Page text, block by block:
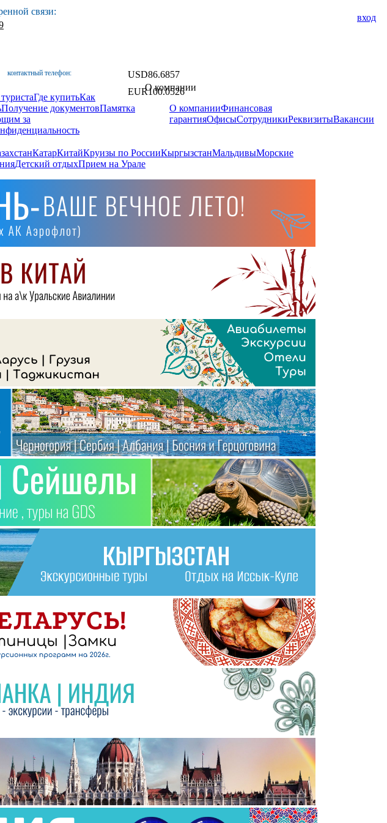
вход
связи:
контактный телефон: USD86.6857
EUR100.0526
Где купитьКак
Получение документовПамятка
за
О компании
О компанииФинансовая
гарантияОфисыСотрудникиРеквизитыВакансии
КатарКитайКруизы по РоссииКыргызстанМальдивыМорские
Детский отдыхПрием на Урале